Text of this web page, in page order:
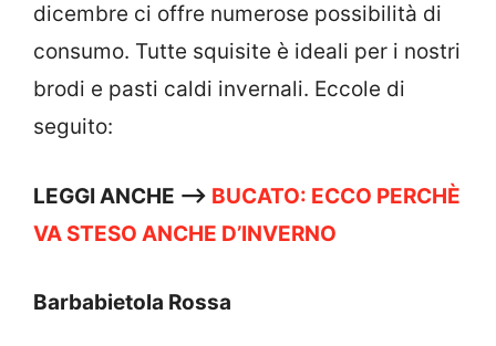
dicembre ci offre numerose possibilità di
consumo. Tutte squisite è ideali per i nostri
brodi e pasti caldi invernali. Eccole di
seguito:
LEGGI ANCHE –> BUCATO: ECCO PERCHÈ
VA STESO ANCHE D’INVERNO
Barbabietola Rossa